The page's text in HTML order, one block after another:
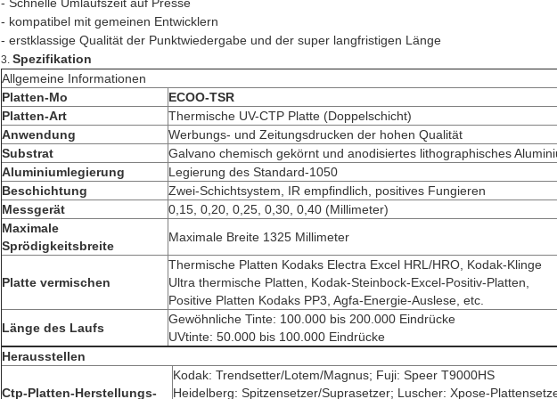
- kompatibel mit gemeinen Entwicklern
- erstklassige Qualität der Punktwiedergabe und der super langfristigen Länge
3. Spezifikation
Allgemeine Informationen
Platten-Mo
ECOO-TSR
Platten-Art
Thermische UV-CTP Platte (Doppelschicht)
Anwendung
Werbungs- und Zeitungsdrucken der hohen Qualität
Substrat
Galvano chemisch gekörnt und anodisiertes lithographisches
Aluminiumlegierung
Legierung des Standard-1050
Beschichtung
Zwei-Schichtsystem, IR empfindlich, positives Fungieren
Messgerät
0,15, 0,20, 0,25, 0,30, 0,40 (Millimeter)
Maximale
Sprödigkeitsbreite
Maximale Breite 1325 Millimeter
Platte vermischen
Thermische Platten Kodaks Electra Excel HRL/HRO, Kodak-Klinge
Ultra thermische Platten, Kodak-Steinbock-Excel-Positiv-Platten,
Positive Platten Kodaks PP3, Agfa-Energie-Auslese, etc.
Länge des Laufs
Gewöhnliche Tinte: 100.000 bis 200.000 Eindrücke
UVtinte: 50.000 bis 100.000 Eindrücke
Herausstellen
Ctp-Platten-Herstellungs-
Kodak: Trendsetter/Lotem/Magnus; Fuji: Speer T9000HS
Heidelberg: Spitzensetzer/Suprasetzer; Luscher: Xpose-